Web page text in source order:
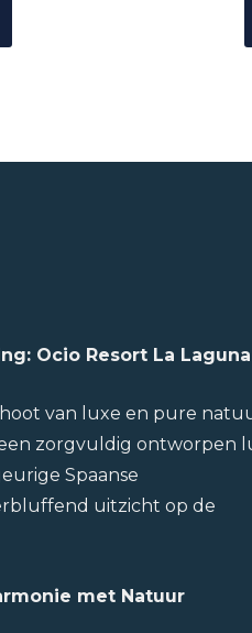
Ocio Resort La Laguna
van luxe en pure
zorgvuldig ontworpen
Spaanse
uitzicht op de
met Natuur